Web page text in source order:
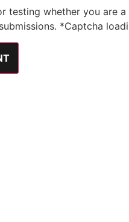
testing whether you are
*Captcha